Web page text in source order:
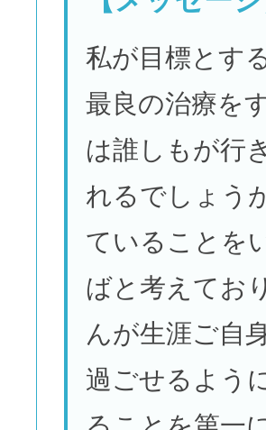
私が目標とす
最良の治療を
は誰しもが行
れるでしょう
ていることを
ばと考えてお
んが生涯ご自
過ごせるよう